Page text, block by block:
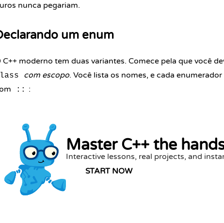
nunca pegariam.
um enum
C++ moderno tem duas variantes. Comece pela que você
com escopo. Você lista os nomes, e cada
:: :
Master C++ the
Interactive lessons, real projects, and
START NOW